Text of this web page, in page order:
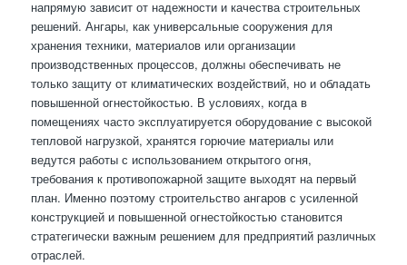
напрямую зависит от надежности и качества строительных
решений. Ангары, как универсальные сооружения для
хранения техники, материалов или организации
производственных процессов, должны обеспечивать не
только защиту от климатических воздействий, но и обладать
повышенной огнестойкостью. В условиях, когда в
помещениях часто эксплуатируется оборудование с высокой
тепловой нагрузкой, хранятся горючие материалы или
ведутся работы с использованием открытого огня,
требования к противопожарной защите выходят на первый
план. Именно поэтому строительство ангаров с усиленной
конструкцией и повышенной огнестойкостью становится
стратегически важным решением для предприятий различных
отраслей.